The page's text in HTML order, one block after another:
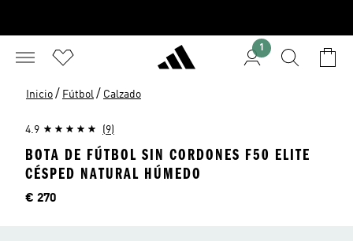
1
Inicio / Fútbol / Calzado
4.9 (9)
BOTA DE FÚTBOL SIN CORDONES F50 ELITE
CÉSPED NATURAL HÚMEDO
Precio
€ 270